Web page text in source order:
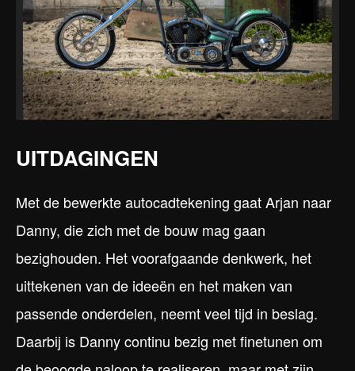
UITDAGINGEN
Met de bewerkte autocadtekening gaat Arjan naar
Danny, die zich met de bouw mag gaan
bezighouden. Het voorafgaande denkwerk, het
uittekenen van de ideeën en het maken van
passende onderdelen, neemt veel tijd in beslag.
Daarbij is Danny continu bezig met finetunen om